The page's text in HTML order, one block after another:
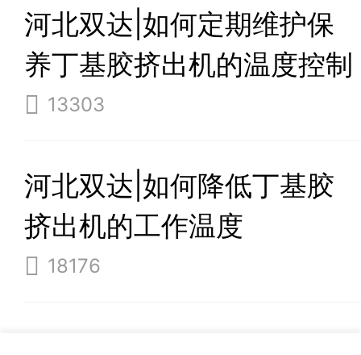
河北双达|如何定期维护保
养丁基胶挤出机的温度控制
系统？
13303
河北双达|如何降低丁基胶
挤出机的工作温度
18176